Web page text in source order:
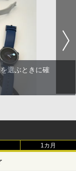
選ぶときに確
1カ月